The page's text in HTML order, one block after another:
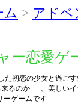
ム > アドベ
ー恋愛ゲ
た初恋の少女と過ご
るのか･･･。美しい
ーゲームです